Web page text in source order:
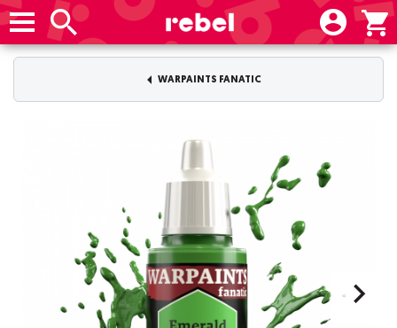
WARPAINTS FANATIC